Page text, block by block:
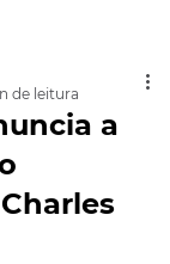
a
de leitura